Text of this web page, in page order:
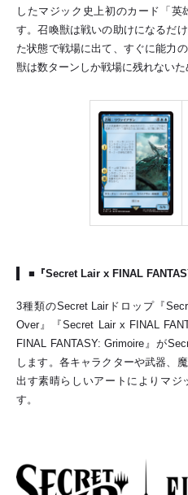
したマジック史上初のカード「英
す。召喚獣は戦いの助けになるだ
た状態で戦場に出て、すぐに能力
獣は数ターンしか戦場に残れないた
■『Secret Lair x FINAL
3種類のSecret Lairドロップ『
Over』『Secret Lair x FINAL
FINAL FANTASY: Grimoire』が
します。各キャラクターや武器、
出す素晴らしいアートによりマジ
す。